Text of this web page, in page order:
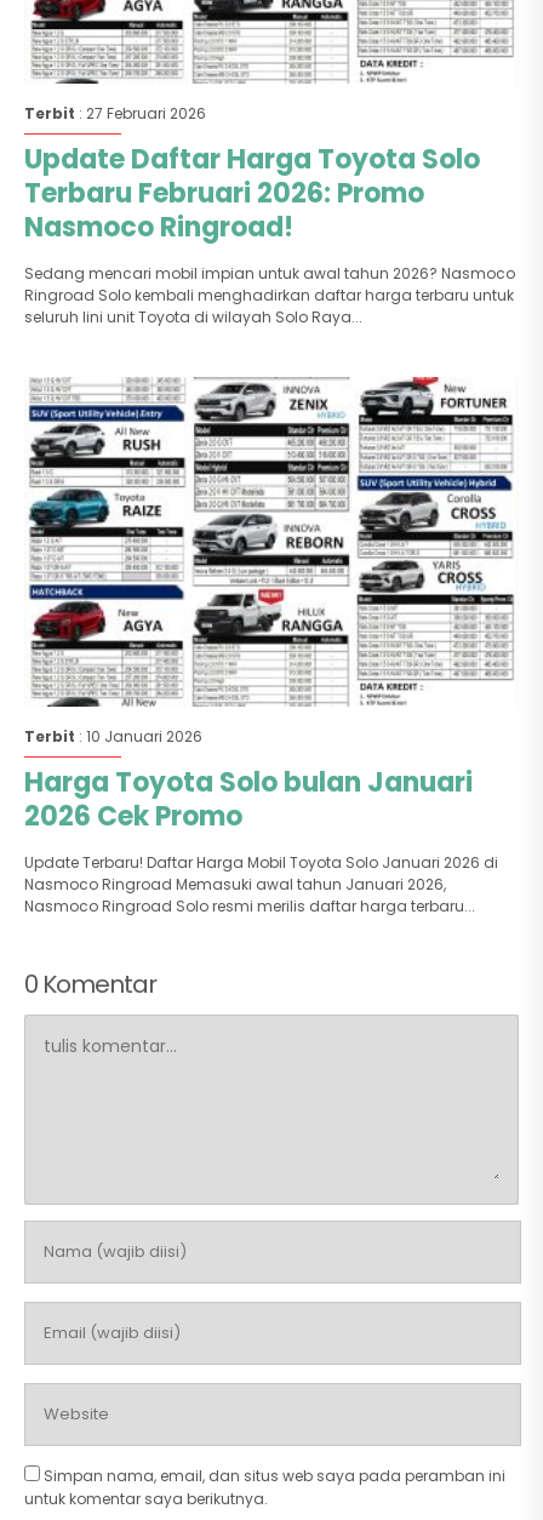
Terbit : 27 Februari 2026
Update Daftar Harga Toyota Solo
Terbaru Februari 2026: Promo
Nasmoco Ringroad!
Sedang mencari mobil impian untuk awal tahun 2026? Nasmoco
Ringroad Solo kembali menghadirkan daftar harga terbaru untuk
seluruh lini unit Toyota di wilayah Solo Raya...
Terbit : 10 Januari 2026
Harga Toyota Solo bulan Januari
2026 Cek Promo
Update Terbaru! Daftar Harga Mobil Toyota Solo Januari 2026 di
Nasmoco Ringroad Memasuki awal tahun Januari 2026,
Nasmoco Ringroad Solo resmi merilis daftar harga terbaru...
0 Komentar
Simpan nama, email, dan situs web saya pada peramban ini
untuk komentar saya berikutnya.